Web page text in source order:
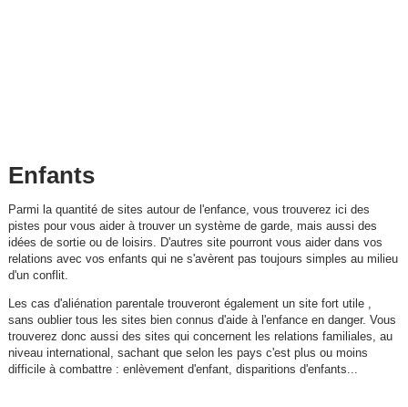
Enfants
Parmi la quantité de sites autour de l'enfance, vous trouverez ici des
pistes pour vous aider à trouver un système de garde, mais aussi des
idées de sortie ou de loisirs. D'autres site pourront vous aider dans vos
relations avec vos enfants qui ne s'avèrent pas toujours simples au milieu
d'un conflit.
Les cas d'aliénation parentale trouveront également un site fort utile ,
sans oublier tous les sites bien connus d'aide à l'enfance en danger. Vous
trouverez donc aussi des sites qui concernent les relations familiales, au
niveau international, sachant que selon les pays c'est plus ou moins
difficile à combattre : enlèvement d'enfant, disparitions d'enfants...